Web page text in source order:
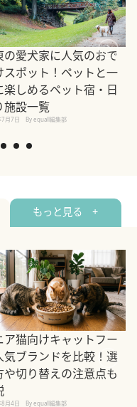
の愛犬家に人気のおで
スポット！ペットと一
楽しめるペット宿・日
施設一覧
月7日 By equall編集部
もっと見る +
ア猫向けキャットフー
気ブランドを比較！選
や切り替えの注意点も
月4日 By equall編集部